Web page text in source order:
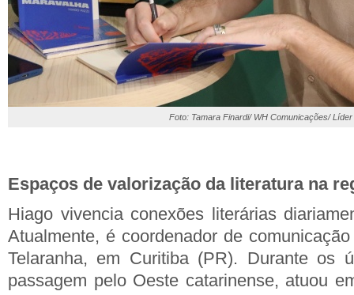
Foto: Tamara Finardi/ WH Comunicações/ Líder
Espaços de valorização da literatura na
Hiago vivencia conexões literárias
Atualmente, é coordenador de
Telaranha, em Curitiba (PR). Durante os
passagem pelo Oeste catarinense, atuou